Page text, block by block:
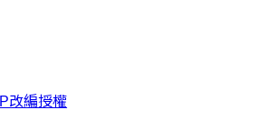
IP改編授權